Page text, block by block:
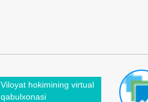
Viloyat hokimining virtual
qabulxonasi